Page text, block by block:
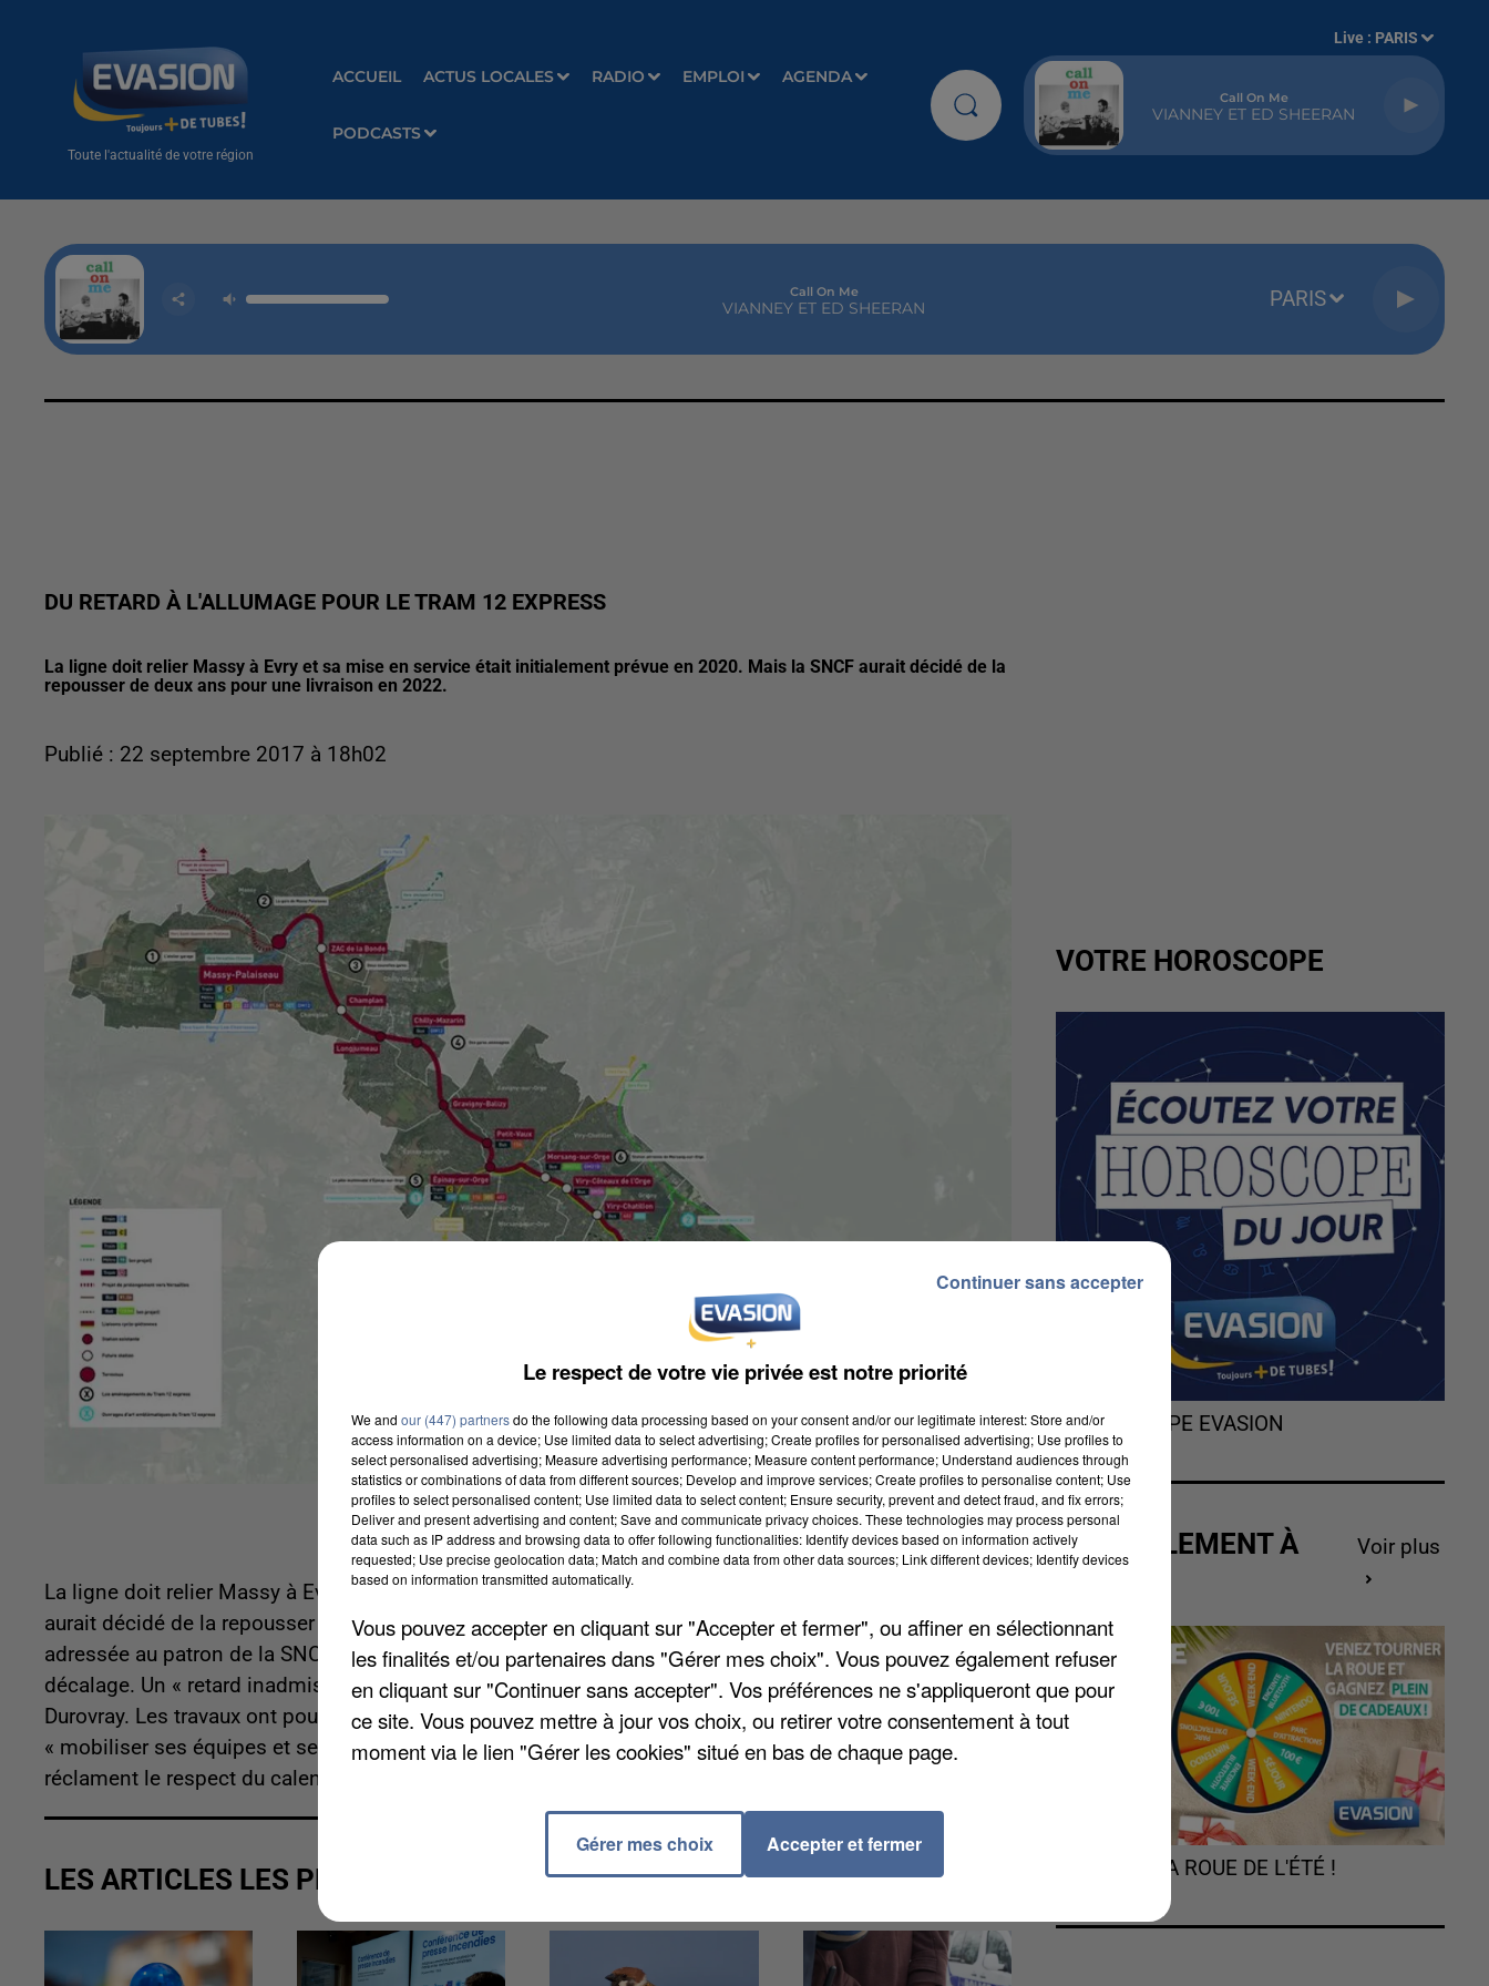
Toute l'actualité de votre région
ACCUEIL ACTUS LOCALES RADIO EMPLOI AGENDA
PODCASTS
Live : PARIS
Call On Me
VIANNEY ET ED SHEERAN
Call On Me
VIANNEY ET ED SHEERAN PARIS
DU RETARD À L'ALLUMAGE POUR LE TRAM 12 EXPRESS
La ligne doit relier Massy à Evry et sa mise en service était initialement prévue en 2020. Mais la SNCF aurait décidé de la
repousser de deux ans pour une livraison en 2022.
Publié : 22 septembre 2017 à 18h02
La ligne doit relier Massy à Evry et sa mise en service était initialement prévue en 2020. Mais la SNCF
aurait décidé de la repousser de deux ans pour une livraison en 2022. Dans une lettre commune
adressée au patron de la SNCF, Guillaume Pépy, de nombreux élus essonniens s'étonnent de ce
décalage. Un « retard inadmissible » juge notamment le président du Conseil départemental, François
Durovray. Les travaux ont pourtant démarré dès l'an dernier. La SNCF invoque des difficultés à
« mobiliser ses équipes et ses ressources internes, humaines et financières ». Les élus essonniens
réclament le respect du calendrier initial.
LES ARTICLES LES PLUS VUS
VOTRE HOROSCOPE
L'HOROSCOPE EVASION
ACTUELLEMENT À
GAGNER
Voir plus
TOURNEZ LA ROUE DE L'ÉTÉ !
Le respect de votre vie privée est notre priorité
We and our (447) partnersdo the following data processing based on your consent and/or our legitimate interest: Store and/or
access information on a device; Use limited data to select advertising; Create profiles for personalised advertising; Use profiles to
select personalised advertising; Measure advertising performance; Measure content performance; Understand audiences through
statistics or combinations of data from different sources; Develop and improve services; Create profiles to personalise content; Use
profiles to select personalised content; Use limited data to select content; Ensure security, prevent and detect fraud, and fix errors;
Deliver and present advertising and content; Save and communicate privacy choices. These technologies may process personal
data such as IP address and browsing data to offer following functionalities: Identify devices based on information actively
requested; Use precise geolocation data; Match and combine data from other data sources; Link different devices; Identify devices
based on information transmitted automatically.
Vous pouvez accepter en cliquant sur "Accepter et fermer", ou affiner en sélectionnant
les finalités et/ou partenaires dans "Gérer mes choix". Vous pouvez également refuser
en cliquant sur "Continuer sans accepter". Vos préférences ne s'appliqueront que pour
ce site. Vous pouvez mettre à jour vos choix, ou retirer votre consentement à tout
moment via le lien "Gérer les cookies" situé en bas de chaque page.
Gérer mes choix Accepter et fermer
Continuer sans accepter